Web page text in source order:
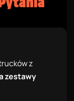
z
zestawy